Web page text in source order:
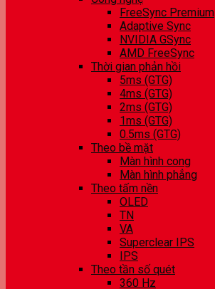
FreeSync Premium
Adaptive Sync
NVIDIA GSync
AMD FreeSync
Thời gian phản hồi
5ms (GTG)
4ms (GTG)
2ms (GTG)
1ms (GTG)
0.5ms (GTG)
Theo bề mặt
Màn hình cong
Màn hình phẳng
Theo tấm nền
OLED
TN
VA
Superclear IPS
IPS
Theo tần số quét
360 Hz